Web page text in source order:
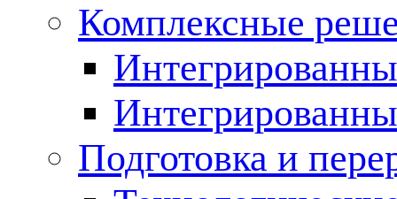
Комплексные
Подготовка и